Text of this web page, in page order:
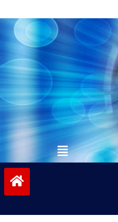
to
contentvinivida.lk